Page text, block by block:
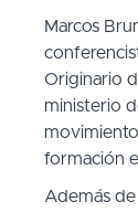
Marcos
Originario
ministerio
formación
Además